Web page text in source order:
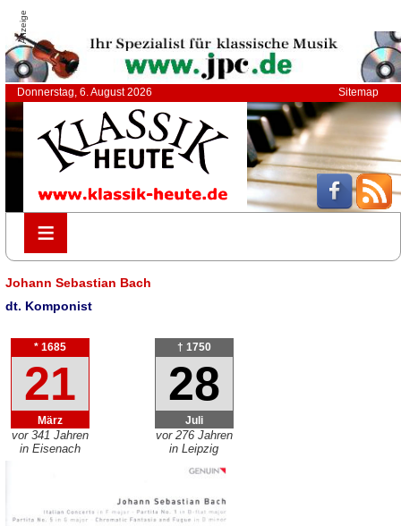
Anzeige
Donnerstag, 6. August 2026 Sitemap
≡
≡
Johann Sebastian Bach
dt. Komponist
* 1685
21
März
vor 341 Jahren
in Eisenach
† 1750
28
Juli
vor 276 Jahren
in Leipzig